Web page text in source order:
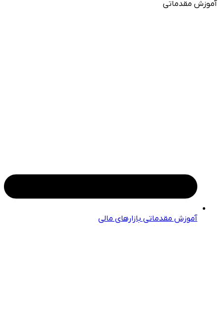
آموزش مقدماتی
آموزش مقدماتی بازارهای مالی